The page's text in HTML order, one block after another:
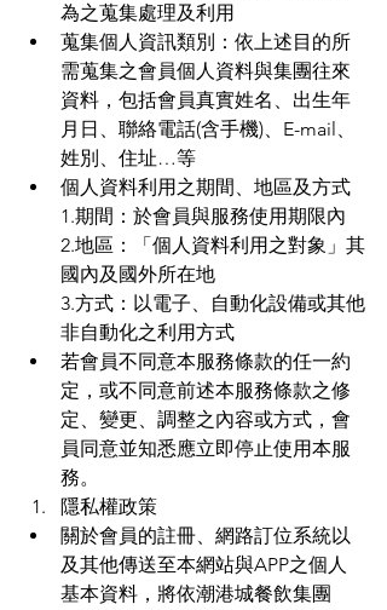
為之蒐集處理及利用
蒐集個人資訊類別：依上述目的所
需蒐集之會員個人資料與集團往來
資料，包括會員真實姓名、出生年
月日、聯絡電話(含手機)、E-mail、
姓別、住址…等
個人資料利用之期間、地區及方式
1.期間：於會員與服務使用期限內
2.地區：「個人資料利用之對象」其
國內及國外所在地
3.方式：以電子、自動化設備或其他
非自動化之利用方式
若會員不同意本服務條款的任一約
定，或不同意前述本服務條款之修
定、變更、調整之內容或方式，會
員同意並知悉應立即停止使用本服
務。
隱私權政策
關於會員的註冊、網路訂位系統以
及其他傳送至本網站與APP之個人
基本資料，將依潮港城餐飲集團